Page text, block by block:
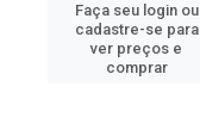
Faça seu login ou
cadastre-se para
ver preços e
comprar